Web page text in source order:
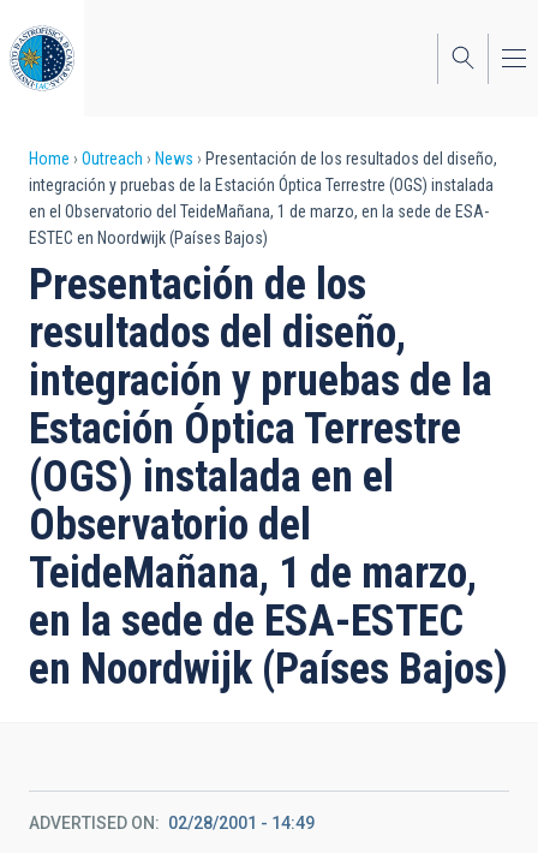
to
main
content
Breadcrumb
Home Outreach News
Presentación de los resultados del diseño,
integración y pruebas de la Estación Óptica Terrestre (OGS) instalada
en el Observatorio del TeideMañana, 1 de marzo, en la sede de ESA-
ESTEC en Noordwijk (Países Bajos)
Presentación de los
resultados del diseño,
integración y pruebas de la
Estación Óptica Terrestre
(OGS) instalada en el
Observatorio del
TeideMañana, 1 de marzo,
en la sede de ESA-ESTEC
en Noordwijk (Países Bajos)
ADVERTISED ON 02/28/2001 - 14:49